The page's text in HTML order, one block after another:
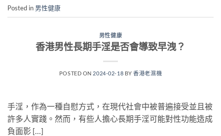
Posted in 男性健康
男性健康
香港男性長期手淫是否會導致早洩？
POSTED ON 2024-02-18 BY香港老濕機
手淫，作為一種自慰方式，在現代社會中被普遍接受並且被
許多人實踐。然而，有些人擔心長期手淫可能對性功能造成
負面影 […]